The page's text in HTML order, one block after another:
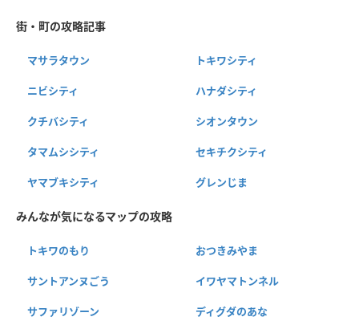
街・町の攻略記事
マサラタウン トキワシティ
ニビシティ ハナダシティ
クチバシティ シオンタウン
タマムシシティ セキチクシティ
ヤマブキシティ グレンじま
みんなが気になるマップの攻略
トキワのもり おつきみやま
サントアンヌごう イワヤマトンネル
サファリゾーン ディグダのあな